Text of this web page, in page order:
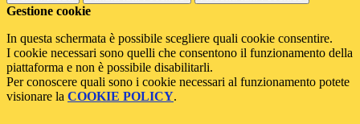
Gestione cookie
In questa schermata è possibile scegliere quali cookie consentire.
I cookie necessari sono quelli che consentono il funzionamento della
piattaforma e non è possibile disabilitarli.
Per conoscere quali sono i cookie necessari al funzionamento potete
visionare la COOKIE POLICY.